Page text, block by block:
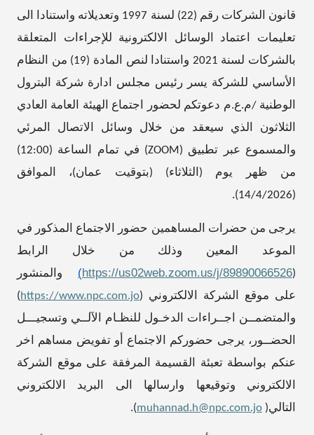
قانون الشركات رقم (22) لسنة 1997 وتعديلاته واستنادا الى
تعليمات اعتماد الوسائل الالكترونية للإجراءات المتعلقة
بالشركات لسنة 2021 واستنادا لنص المادة (19) من النظام
الأساسي للشركة يسر رئيس مجلس ادارة شركة البترول
الوطنية /م.ع.م دعوتكم لحضور اجتماع الهيئة العامة العادي
الثلاثون الذي سيعقد من خلال وسائل الاتصال المرئي
والمسموع عبر تطبيق ( ZOOM
) في تمام الساعة (12:00)
من ظهر يوم (الثلاثاء) (بتوقيت عمان)، الموافق
(14/4/2026).
يرجى من حضرات المساهمين حضور الاجتماع المذكور في
الموعد المعين وذلك من خلال الرابط
(
https://us02web.zoom.us/j/89890066526
) والمنشور
على موقع الشركة الالكتروني (https://www.npc.com.jo
)
والمتضمــن اجــراءات الدخـول للنظـام الآلــي وتسجيـــل
الحضــور، يرجى حضوركم الاجتماع أو تفويض مساهم اخر
عنكم بواسطة تعبئة القسيمة المرفقة على موقع الشركة
الالكتروني وتوقيعها وارسالها الى البريد الالكتروني
التالي)
muhannad.h@npc.com.jo
(
.